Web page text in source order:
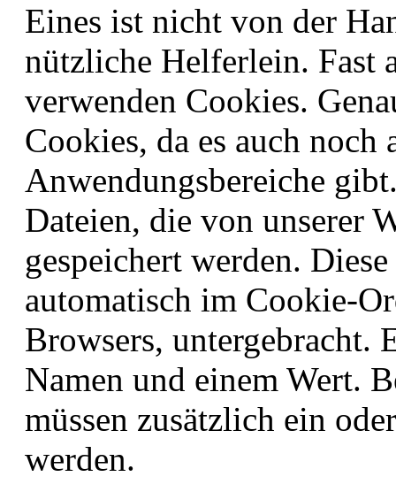
Eines ist nicht von der
nützliche Helferlein. Fast
verwenden Cookies.
Cookies, da es auch noch
Anwendungsbereiche
Dateien, die von unserer
gespeichert werden.
automatisch im Cookie-
Browsers, untergebracht.
Namen und einem Wert.
müssen zusätzlich ein
werden.